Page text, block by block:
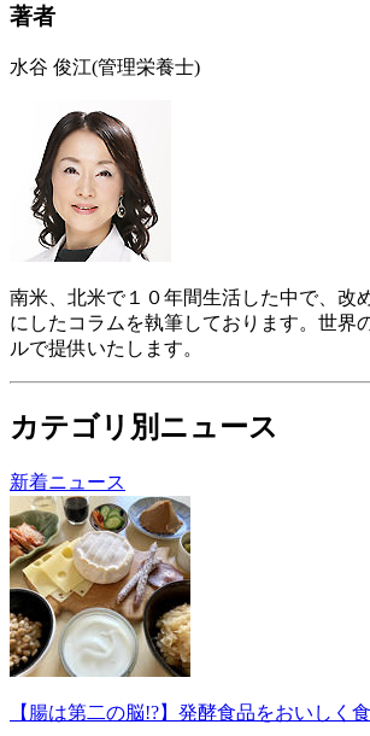
著者
水谷 俊江(管理栄養士)
南米、北米で１０年間生活した中で、改
にしたコラムを執筆しております。世界
ルで提供いたします。
カテゴリ別ニュース
新着ニュース
【腸は第二の脳!?】発酵食品をおいしく